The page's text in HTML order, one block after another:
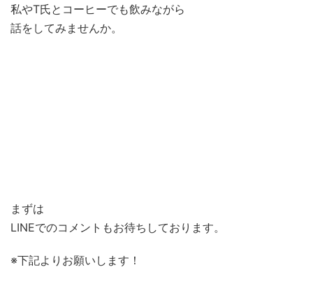
私やT氏とコーヒーでも飲みながら
話をしてみませんか。
まずは
LINEでのコメントもお待ちしております。
※下記よりお願いします！